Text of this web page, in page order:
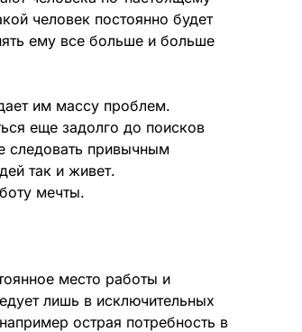
человек постоянно будет
ему все больше и больше
им массу проблем.
еще задолго до поисков
следовать привычным
так и живет.
мечты.
место работы и
лишь в исключительных
острая потребность в